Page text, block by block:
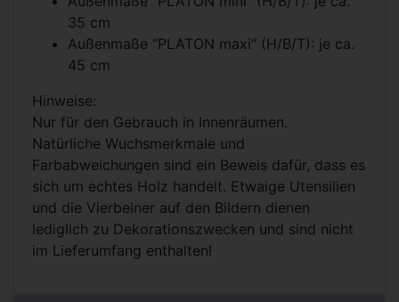
35 cm
Außenmaße “PLATON maxi“ (H/B/T): je ca.
45 cm
Hinweise:
Nur für den Gebrauch in Innenräumen.
Natürliche Wuchsmerkmale und
Farbabweichungen sind ein Beweis dafür, dass es
sich um echtes Holz handelt. Etwaige Utensilien
und die Vierbeiner auf den Bildern dienen
lediglich zu Dekorationszwecken und sind nicht
im Lieferumfang enthalten!